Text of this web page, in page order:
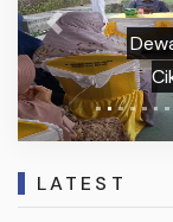
Previous
LATEST